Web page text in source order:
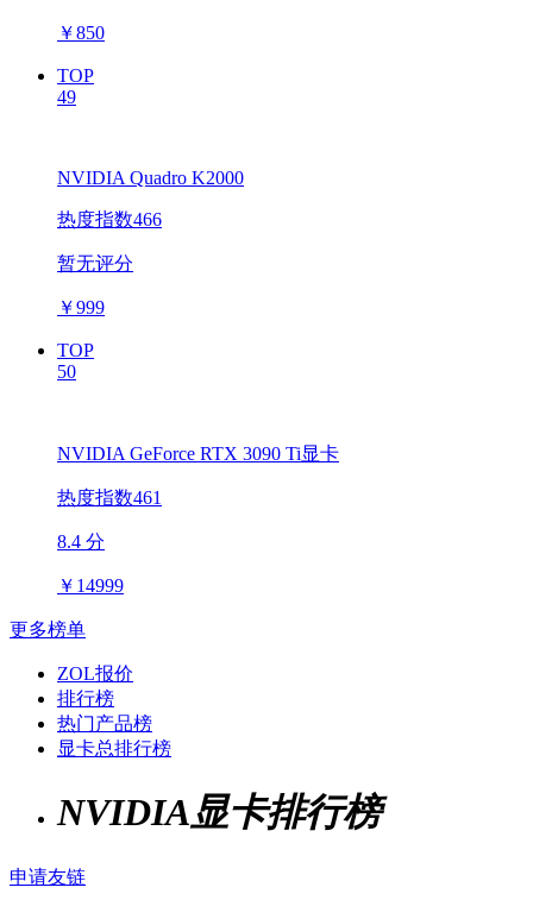
￥850
TOP
49
NVIDIA Quadro K2000
热度指数466
暂无评分
￥999
TOP
50
NVIDIA GeForce RTX 3090 Ti显卡
热度指数461
8.4 分
￥ 14999
更多榜单
ZOL报价
排行榜
热门产品榜
显卡总排行榜
NVIDIA显卡排行榜
申请友链